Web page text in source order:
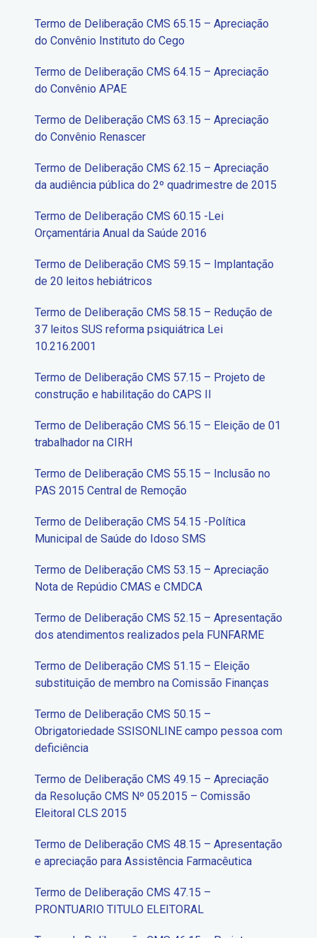
Termo de Deliberação CMS 65.15 – Apreciação
do Convênio Instituto do Cego
Termo de Deliberação CMS 64.15 – Apreciação
do Convênio APAE
Termo de Deliberação CMS 63.15 – Apreciação
do Convênio Renascer
Termo de Deliberação CMS 62.15 – Apreciação
da audiência pública do 2º quadrimestre de 2015
Termo de Deliberação CMS 60.15 -Lei
Orçamentária Anual da Saúde 2016
Termo de Deliberação CMS 59.15 – Implantação
de 20 leitos hebiátricos
Termo de Deliberação CMS 58.15 – Redução de
37 leitos SUS reforma psiquiátrica Lei
10.216.2001
Termo de Deliberação CMS 57.15 – Projeto de
construção e habilitação do CAPS II
Termo de Deliberação CMS 56.15 – Eleição de 01
trabalhador na CIRH
Termo de Deliberação CMS 55.15 – Inclusão no
PAS 2015 Central de Remoção
Termo de Deliberação CMS 54.15 -Política
Municipal de Saúde do Idoso SMS
Termo de Deliberação CMS 53.15 – Apreciação
Nota de Repúdio CMAS e CMDCA
Termo de Deliberação CMS 52.15 – Apresentação
dos atendimentos realizados pela FUNFARME
Termo de Deliberação CMS 51.15 – Eleição
substituição de membro na Comissão Finanças
Termo de Deliberação CMS 50.15 –
Obrigatoriedade SSISONLINE campo pessoa com
deficiência
Termo de Deliberação CMS 49.15 – Apreciação
da Resolução CMS Nº 05.2015 – Comissão
Eleitoral CLS 2015
Termo de Deliberação CMS 48.15 – Apresentação
e apreciação para Assistência Farmacêutica
Termo de Deliberação CMS 47.15 –
PRONTUARIO TITULO ELEITORAL